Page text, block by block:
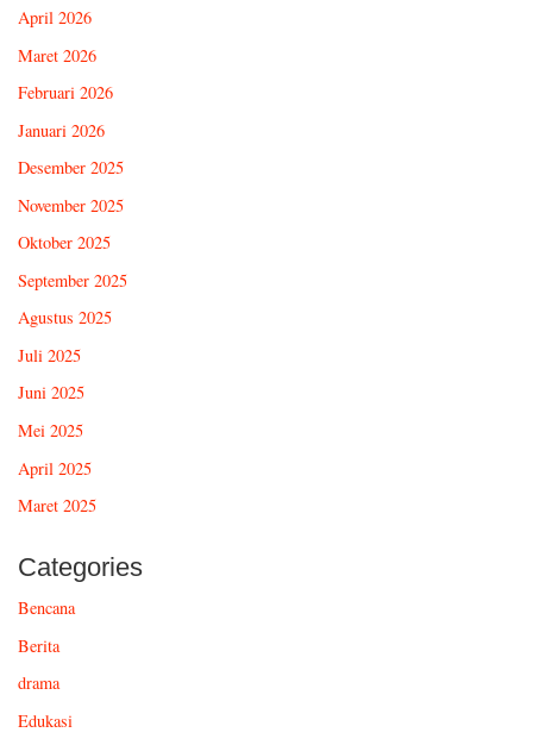
April 2026
Maret 2026
Februari 2026
Januari 2026
Desember 2025
November 2025
Oktober 2025
September 2025
Agustus 2025
Juli 2025
Juni 2025
Mei 2025
April 2025
Maret 2025
Categories
Bencana
Berita
drama
Edukasi